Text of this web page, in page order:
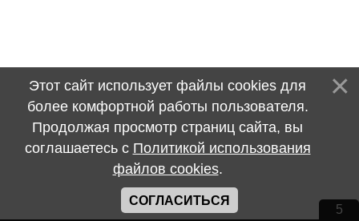
Этот сайт использует файлы cookies для
более комфортной работы пользователя.
Продолжая просмотр страниц сайта, вы
соглашаетесь с Политикой использования
файлов cookies.
СОГЛАСИТЬСЯ
5